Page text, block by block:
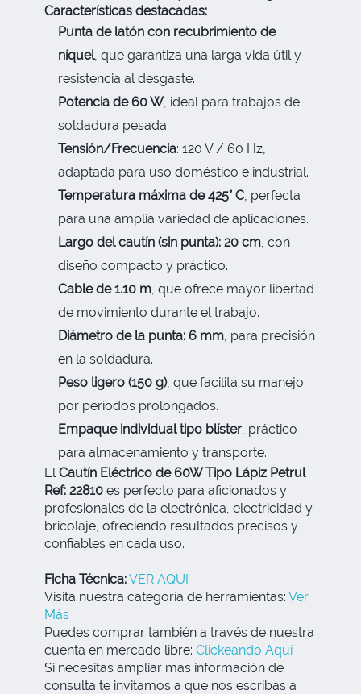
Características destacadas:
Punta de latón con recubrimiento de
níquel, que garantiza una larga vida útil y
resistencia al desgaste.
Potencia de 60 W, ideal para trabajos de
soldadura pesada.
Tensión/Frecuencia: 120 V / 60 Hz,
adaptada para uso doméstico e industrial.
Temperatura máxima de 425° C , perfecta
para una amplia variedad de aplicaciones.
Largo del cautín (sin punta): 20 cm , con
diseño compacto y práctico.
Cable de 1.10 m , que ofrece mayor libertad
de movimiento durante el trabajo.
Diámetro de la punta: 6 mm , para precisión
en la soldadura.
Peso ligero (150 g), que facilita su manejo
por períodos prolongados.
Empaque individual tipo blíster , práctico
para almacenamiento y transporte.
El Cautín Eléctrico de 60W Tipo Lápiz Petrul
Ref: 22810 es perfecto para aficionados y
profesionales de la electrónica, electricidad y
bricolaje, ofreciendo resultados precisos y
confiables en cada uso.
Ficha Técnica:VER AQUI
Visita nuestra categoría de herramientas: Ver
Más
Puedes comprar también a través de nuestra
cuenta en mercado libre: Clickeando Aquí
Si necesitas ampliar mas información de
consulta te invitamos a que nos escribas a